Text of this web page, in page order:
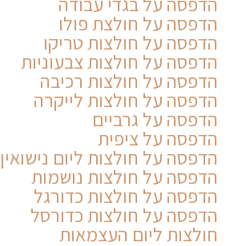
הדפסה על חולצת פולו
הדפסה על חולצות טריקו
הדפסה על חולצות צבעוניות
הדפסה על חולצות רכיבה
הדפסה על חולצות לייקרה
הדפסה על גרביים
הדפסה על ציפית
הדפסה על חולצות ליום נישואין
הדפסה על חולצות נושמות
הדפסה על חולצות כדורגל
הדפסה על חולצות כדורסל
חולצות ליום העצמאות